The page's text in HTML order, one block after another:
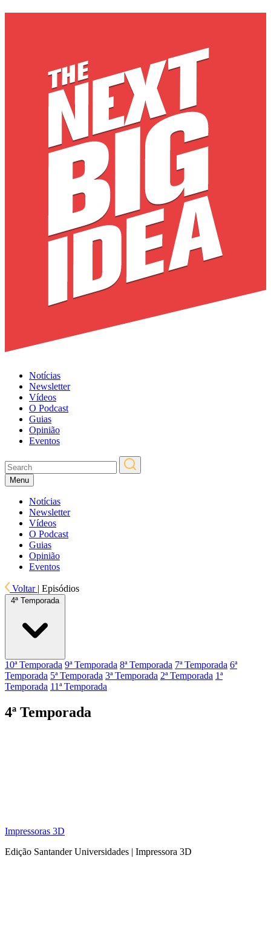
Notícias
Newsletter
Vídeos
O Podcast
Guias
Opinião
Eventos
Menu
Notícias
Newsletter
Vídeos
O Podcast
Guias
Opinião
Eventos
Voltar | Episódios
4ª Temporada
10ª Temporada 9ª Temporada 8ª Temporada 7ª Temporada 6ª
Temporada 5ª Temporada 3ª Temporada 2ª Temporada 1ª
Temporada 11ª Temporada
4ª Temporada
Impressoras 3D
Edição Santander Universidades | Impressora 3D